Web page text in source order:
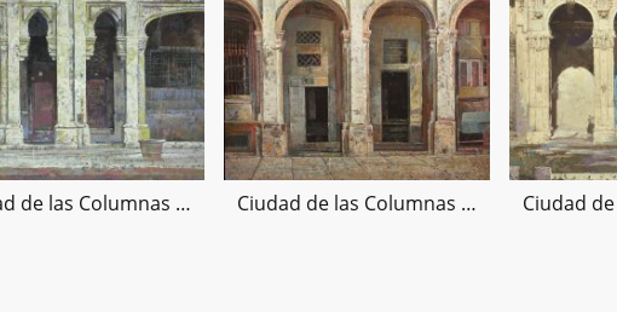
Ciudad de las Columnas VII, 100x100cms Ciudad de las Columnas VIII, 100x100cms